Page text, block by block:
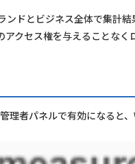
ンドとビジネス全体で集計結
クセス権を与えることなく
理者パネルで有効になると